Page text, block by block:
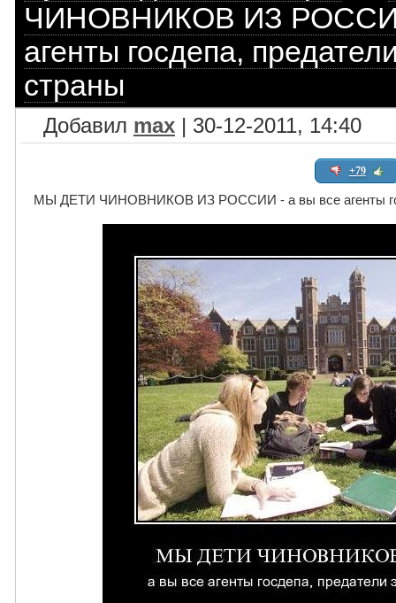
ЧИНОВНИКОВ ИЗ
агенты госдепа,
страны
Добавил max | 30-12-2011, 14:40
+79
МЫ ДЕТИ ЧИНОВНИКОВ ИЗ РОССИИ - а вы все агенты